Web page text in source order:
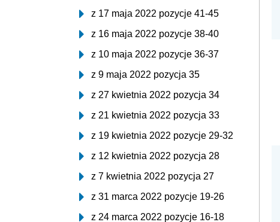
z 17 maja 2022 pozycje 41-45
z 16 maja 2022 pozycje 38-40
z 10 maja 2022 pozycje 36-37
z 9 maja 2022 pozycja 35
z 27 kwietnia 2022 pozycja 34
z 21 kwietnia 2022 pozycja 33
z 19 kwietnia 2022 pozycje 29-32
z 12 kwietnia 2022 pozycja 28
z 7 kwietnia 2022 pozycja 27
z 31 marca 2022 pozycje 19-26
z 24 marca 2022 pozycje 16-18